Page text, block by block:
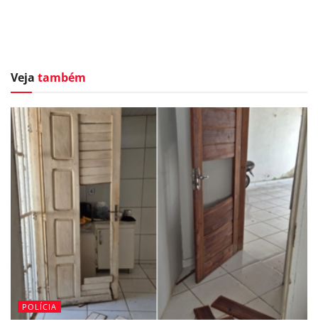
Veja também
POLÍCIA